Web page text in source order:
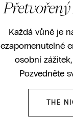
Přetvořený
Každá vůně je
osobní
Pozvedněte
THE